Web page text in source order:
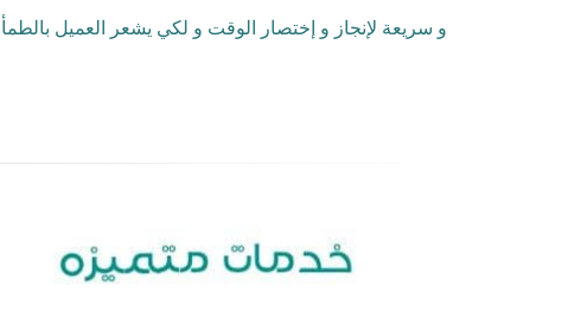
و سريعة لإنجاز و إختصار الوقت و لكي يشعر العميل